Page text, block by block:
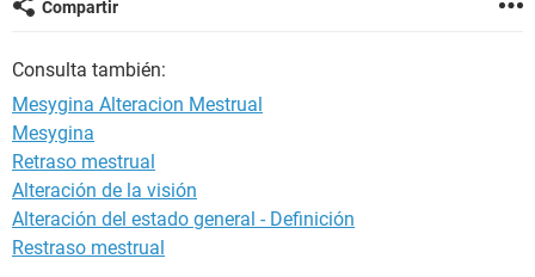
los cambios de mi cuerpo, aclaro este es el unico metodo
esa es mi mestruacion, si tengo afectación hormonal o si
estoy embarazada y si esto que me pasa es normal o debo
visitar al medico o hacerme una prueba de embarazo.
Muchas Gracias
Compartir
Consulta también:
Mesygina Alteracion Mestrual
Mesygina
Retraso mestrual
Alteración de la visión
Alteración del estado general - Definición
Restraso mestrual